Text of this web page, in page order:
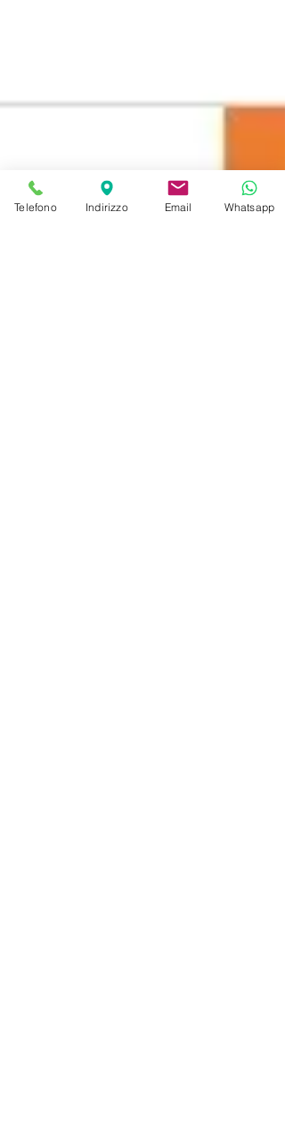
Telefono Indirizzo Email Whatsapp